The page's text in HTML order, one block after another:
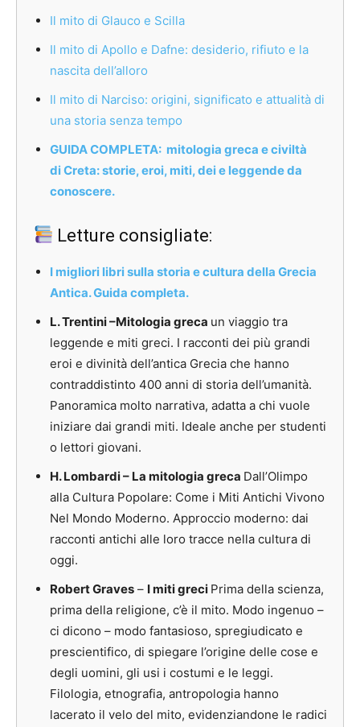
Il mito di Glauco e Scilla
Il mito di Apollo e Dafne: desiderio, rifiuto e la
nascita dell’alloro
Il mito di Narciso: origini, significato e attualità di
una storia senza tempo
GUIDA COMPLETA: mitologia greca e civiltà
di Creta: storie, eroi, miti, dei e leggende da
conoscere.
Letture consigliate:
I migliori libri sulla storia e cultura della Grecia
Antica. Guida completa.
L. Trentini –Mitologia greca un viaggio tra
leggende e miti greci. I racconti dei più grandi
eroi e divinità dell’antica Grecia che hanno
contraddistinto 400 anni di storia dell’umanità.
Panoramica molto narrativa, adatta a chi vuole
iniziare dai grandi miti. Ideale anche per studenti
o lettori giovani.
H. Lombardi – La mitologia greca Dall’Olimpo
alla Cultura Popolare: Come i Miti Antichi Vivono
Nel Mondo Moderno. Approccio moderno: dai
racconti antichi alle loro tracce nella cultura di
oggi.
Robert Graves – I miti greci Prima della scienza,
prima della religione, c’è il mito. Modo ingenuo –
ci dicono – modo fantasioso, spregiudicato e
prescientifico, di spiegare l’origine delle cose e
degli uomini, gli usi i costumi e le leggi.
Filologia, etnografia, antropologia hanno
lacerato il velo del mito, evidenziandone le radici